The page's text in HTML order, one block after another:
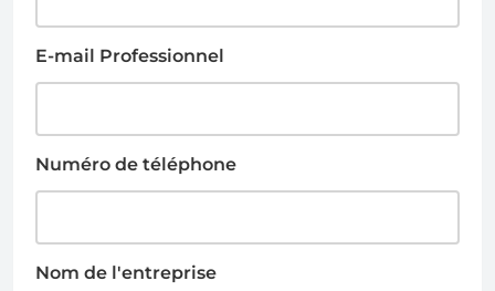
E-mail Professionnel
Numéro de téléphone
Nom de l'entreprise